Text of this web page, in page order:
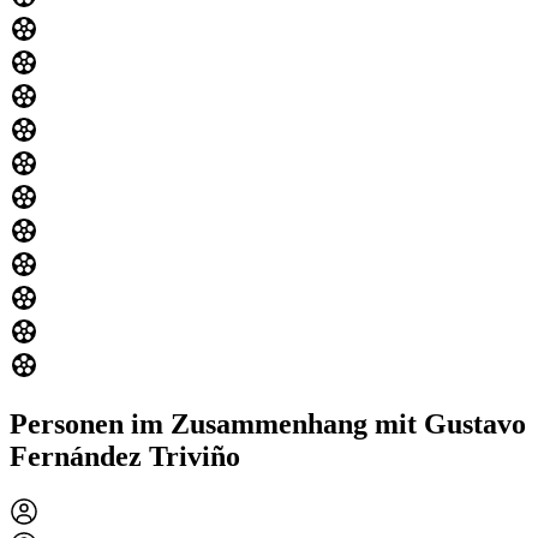
Personen im Zusammenhang mit Gustavo
Fernández Triviño